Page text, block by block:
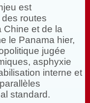
est
routes
Chine et de la
le Panama hier,
jugée
asphyxie
interne et
standard.